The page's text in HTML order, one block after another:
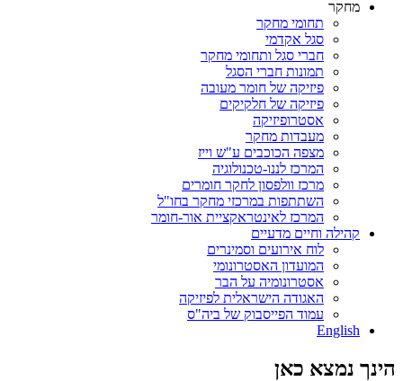
מחקר
תחומי מחקר
סגל אקדמי
חברי סגל ותחומי מחקר
תמונות חברי הסגל
פיזיקה של חומר מעובה
פיזיקה של חלקיקים
אסטרופיזיקה
מעבדות מחקר
מצפה הכוכבים ע"ש וייז
המרכז לננו-טכנולוגיה
מרכז וולפסון לחקר חומרים
השתתפות במרכזי מחקר בחו"ל
המרכז לאינטראקציית אור-חומר
קהילה וחיים מדעיים
לוח אירועים וסמינרים
המועדון האסטרונומי
אסטרונומיה על הבר
האגודה הישראלית לפיזיקה
עמוד הפייסבוק של ביה"ס
English
הינך נמצא כאן